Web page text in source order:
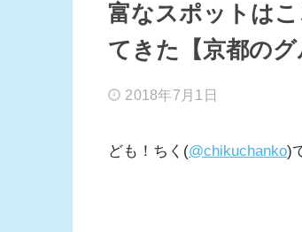
富なスポットは
てきた【京都のグ
2018年7月1日
ども！ちく(@chikuchanko)